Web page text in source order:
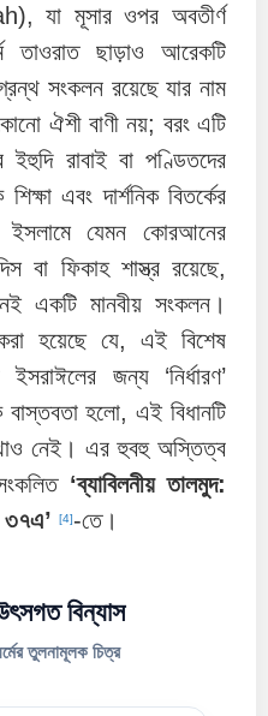
যা মূসার ওপর অবতীর্ণ
তাওরাত ছাড়াও আরেকটি
সংকলন রয়েছে যার নাম
ঐশী বাণী নয়; বরং এটি
ইহুদি রাবাই বা পণ্ডিতদের
এবং দার্শনিক বিতর্কের
যেমন কোরআনের
বা ফিকাহ শাস্ত্র রয়েছে,
একটি মানবীয় সংকলন।
হয়েছে যে, এই বিশেষ
জন্য ‘নির্ধারণ’
হলো, এই বিধানটি
নেই। এর হুবহু অস্তিত্ব
‘ব্যাবিলনীয় তালমুদ:
৩৭এ’
[4]-তে।
বিন্যাস
তুলনামূলক চিত্র